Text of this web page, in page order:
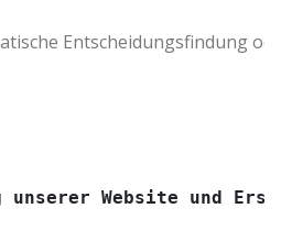
Entscheidungsfindung
Website und